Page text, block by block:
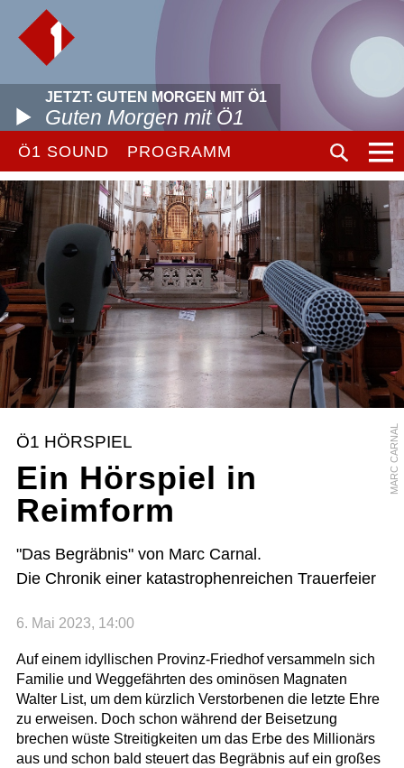
JETZT: GUTEN MORGEN MIT Ö1
Guten Morgen mit Ö1
Ö1 SOUND PROGRAMM
MARC CARNAL
Ö1 HÖRSPIEL
Ein Hörspiel in
Reimform
"Das Begräbnis" von Marc Carnal.
Die Chronik einer katastrophenreichen Trauerfeier
6. Mai 2023, 14:00
Auf einem idyllischen Provinz-Friedhof versammeln sich
Familie und Weggefährten des ominösen Magnaten
Walter List, um dem kürzlich Verstorbenen die letzte Ehre
zu erweisen. Doch schon während der Beisetzung
brechen wüste Streitigkeiten um das Erbe des Millionärs
aus und schon bald steuert das Begräbnis auf ein großes